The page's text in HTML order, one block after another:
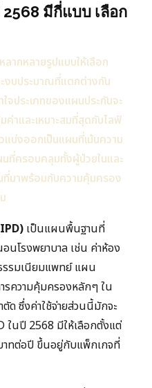
มีกี่แบบ เลือก
ากหลายรูปแบบให้เลือก
งบประมาณที่แตกต่างกัน
จประเภทของแผนประกันจะ
าและเหมาะสมที่สุดกับไลฟ์
บ่งออกเป็นแผนที่เน้นความ
ที่ครอบคลุมทั้งผู้ป่วยในและ
มาพร้อมกับความคุ้มครอง
เป็นแผนพื้นฐานที่
นโรงพยาบาล เช่น ค่าห้อง
ธรรมเนียมแพทย์ แผน
รความคุ้มครองหลักๆ ใน
ด ซึ่งค่าใช้จ่ายส่วนนี้มักจะ
ในปี 2568 มีให้เลือกตั้งแต่
ทต่อปี ขึ้นอยู่กับแพ็กเกจที่